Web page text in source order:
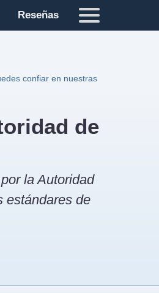
Reseñas
confiar en nuestras
de
la Autoridad
estándares de